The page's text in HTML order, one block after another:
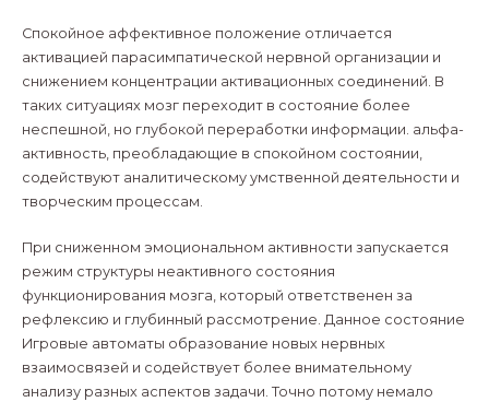
Спокойное аффективное положение отличается
активацией парасимпатической нервной организации и
снижением концентрации активационных соединений. В
таких ситуациях мозг переходит в состояние более
неспешной, но глубокой переработки информации. альфа-
активность, преобладающие в спокойном состоянии,
содействуют аналитическому умственной деятельности и
творческим процессам.
При сниженном эмоциональном активности запускается
режим структуры неактивного состояния
функционирования мозга, который ответственен за
рефлексию и глубинный рассмотрение. Данное состояние
Игровые автоматы образование новых нервных
взаимосвязей и содействует более внимательному
анализу разных аспектов задачи. Точно потому немало